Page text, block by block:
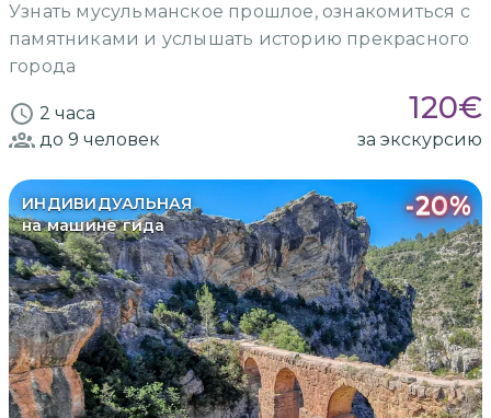
Узнать мусульманское прошлое, ознакомиться с
памятниками и услышать историю прекрасного
города
2 часа 120€
до 9 человек за экскурсию
ИНДИВИДУАЛЬНАЯ
на машине гида
-20%